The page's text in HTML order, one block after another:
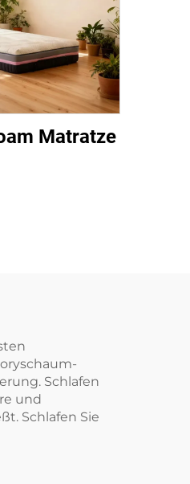
Matratze
Schlafen
und
Schlafen Sie